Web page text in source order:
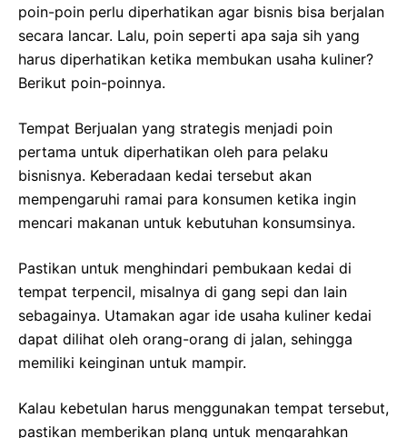
poin-poin perlu diperhatikan agar bisnis bisa berjalan
secara lancar. Lalu, poin seperti apa saja sih yang
harus diperhatikan ketika membukan usaha kuliner?
Berikut poin-poinnya.
Tempat Berjualan yang strategis menjadi poin
pertama untuk diperhatikan oleh para pelaku
bisnisnya. Keberadaan kedai tersebut akan
mempengaruhi ramai para konsumen ketika ingin
mencari makanan untuk kebutuhan konsumsinya.
Pastikan untuk menghindari pembukaan kedai di
tempat terpencil, misalnya di gang sepi dan lain
sebagainya. Utamakan agar ide usaha kuliner kedai
dapat dilihat oleh orang-orang di jalan, sehingga
memiliki keinginan untuk mampir.
Kalau kebetulan harus menggunakan tempat tersebut,
pastikan memberikan plang untuk mengarahkan